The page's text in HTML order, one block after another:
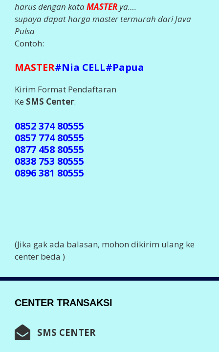
harus dengan kataMASTER ya….
supaya dapat harga master termurah dari Java
Pulsa
Contoh:
MASTER#Nia CELL#Papua
Kirim Format Pendaftaran
Ke SMS Center:
0852 374 80555
0857 774 80555
0877 458 80555
0838 753 80555
0896 381 80555
(Jika gak ada balasan, mohon dikirim ulang ke
center beda )
CENTER TRANSAKSI
SMS CENTER